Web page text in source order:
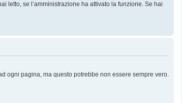
letto, se l’amministrazione ha attivato la funzione. Se hai
ogni pagina, ma questo potrebbe non essere sempre vero.